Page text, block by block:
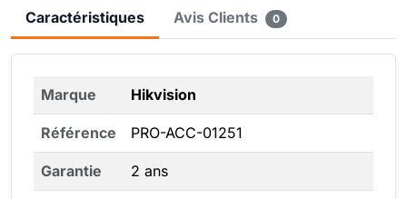
Caractéristiques Avis Clients 0
Marque Hikvision
Référence PRO-ACC-01251
Garantie 2 ans